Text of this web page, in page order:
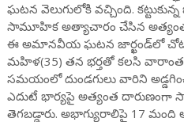
ఘటన వెలుగులోకి వచ్చింది.
సామూహిక అత్యాచారం చేసిన
ఈ అమానవీయ ఘటన జార్ఖండ్‌లో
మహిళ(35) తన భర్తతో కలసి వారాంతపు
సమయంలో దుండగులు వారిని
ఎదుటే భార్యపై అత్యంత
తెగబడ్డారు. అభాగ్యురాలిపై 17